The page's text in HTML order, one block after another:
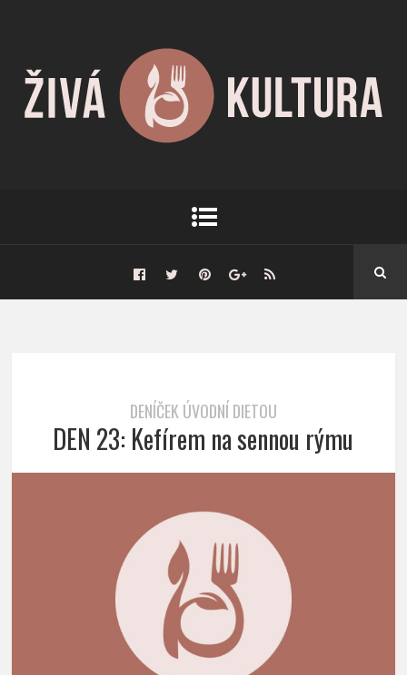
DENÍČEK ÚVODNÍ DIETOU
DEN 23: Kefírem na sennou rýmu